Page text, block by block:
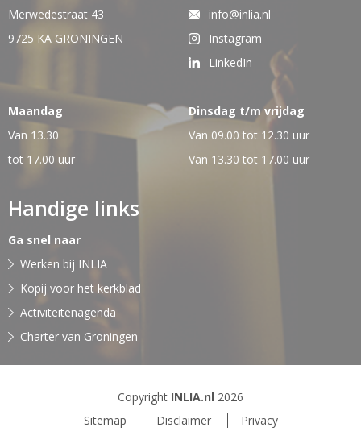
Merwedestraat 43
9725 KA GRONINGEN
info@inlia.nl
Instagram
LinkedIn
Maandag
Van 13.30
tot 17.00 uur
Dinsdag t/m vrijdag
Van 09.00 tot 12.30 uur
Van 13.30 tot 17.00 uur
Handige links
Ga snel naar
Werken bij INLIA
Kopij voor het kerkblad
Activiteitenagenda
Charter van Groningen
Copyright INLIA.nl 2026
Sitemap
Disclaimer Privacy